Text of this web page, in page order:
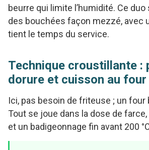
beurre qui limite l’humidité. Ce
des bouchées façon mezzé, avec
tient le temps du service.
Technique croustillante :
dorure et cuisson au four
Ici, pas besoin de friteuse ; un four
Tout se joue dans la dose de
et un badigeonnage fin avant 200